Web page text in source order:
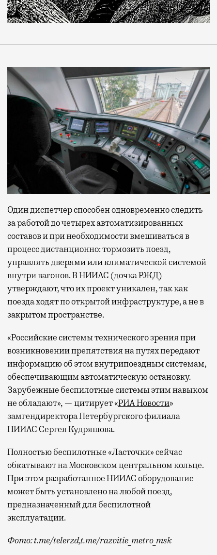
Один диспетчер способен одновременно следить
за работой до четырех автоматизированных
составов и при необходимости вмешиваться в
процесс дистанционно: тормозить поезд,
управлять дверями или климатической системой
внутри вагонов. В НИИАС (дочка РЖД)
утверждают, что их проект уникален, так как
поезда ходят по открытой инфраструктуре, а не в
закрытом пространстве.
«Российские системы технического зрения при
возникновении препятствия на путях передают
информацию об этом внутрипоездным системам,
обеспечивающим автоматическую остановку.
Зарубежные беспилотные системы этим навыком
не обладают», — цитирует «РИА Новости»
замгендиректора Петербургского филиала
НИИАС Сергея Кудряшова.
Полностью беспилотные «Ласточки» сейчас
обкатывают на Московском центральном кольце.
При этом разработанное НИИАС оборудование
может быть установлено на любой поезд,
предназначенный для беспилотной
эксплуатации.
Фото: t.me/telerzd,t.me/razvitie_metro_msk